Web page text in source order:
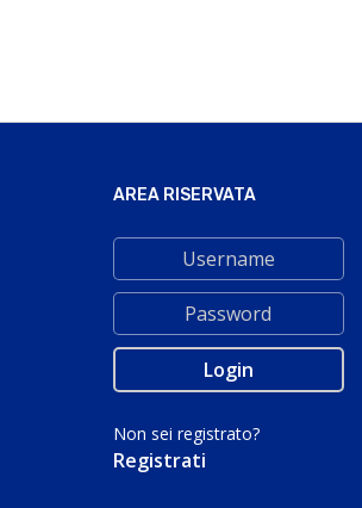
AREA RISERVATA
Non sei registrato?
Registrati